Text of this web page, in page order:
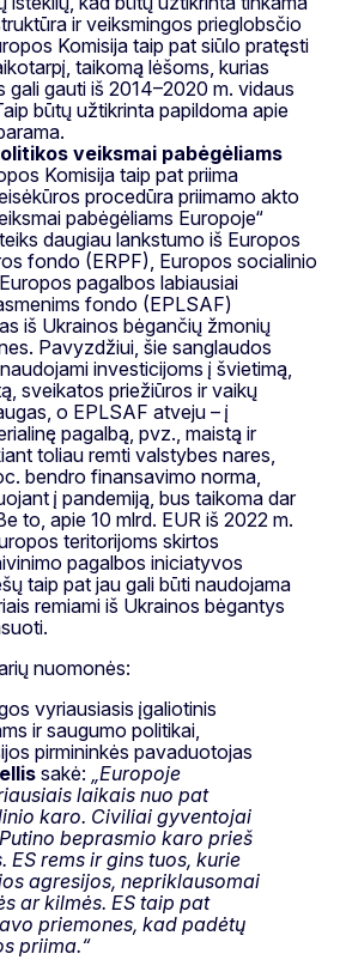
ir veiksmingos prieglobsčio
Komisija taip pat siūlo pratęsti
taikomą lėšoms, kurias
gali gauti iš 2014–2020 m. vidaus
būtų užtikrinta papildoma apie
veiksmai pabėgėliams
Komisija taip pat priima
procedūra priimamo akto
pabėgėliams Europoje“
daugiau lankstumo iš Europos
fondo (ERPF), Europos socialinio
pagalbos labiausiai
fondo (EPLSAF)
iš Ukrainos bėgančių žmonių
Pavyzdžiui, šie sanglaudos
investicijoms į švietimą,
sveikatos priežiūros ir vaikų
o EPLSAF atveju – į
pagalbą, pvz., maistą ir
toliau remti valstybes nares,
bendro finansavimo norma,
į pandemiją, bus taikoma dar
to, apie 10 mlrd. EUR iš 2022 m.
teritorijoms skirtos
pagalbos iniciatyvos
taip pat jau gali būti naudojama
remiami iš Ukrainos bėgantys
nuomonės:
vyriausiasis įgaliotinis
ir saugumo politikai,
pirmininkės pavaduotojas
sakė: „Europoje
laikais nuo pat
karo. Civiliai gyventojai
beprasmio karo prieš
ES rems ir gins tuos, kurie
agresijos, nepriklausomai
ar kilmės. ES taip pat
priemones, kad padėtų
priima.“